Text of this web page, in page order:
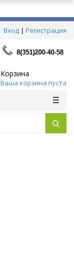
Вход | Регистрация
8(351)200-40-58
Корзина
Ваша корзина пуста